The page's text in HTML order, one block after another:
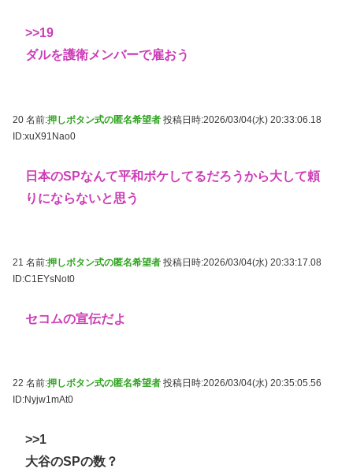
>>19
ダルを護衛メンバーで雇おう
20 名前:押しボタン式の匿名希望者 投稿日時:2026/03/04(水) 20:33:06.18
ID:xuX91Nao0
日本のSPなんて平和ボケしてるだろうから大して頼
りにならないと思う
21 名前:押しボタン式の匿名希望者 投稿日時:2026/03/04(水) 20:33:17.08
ID:C1EYsNot0
セコムの宣伝だよ
22 名前:押しボタン式の匿名希望者 投稿日時:2026/03/04(水) 20:35:05.56
ID:Nyjw1mAt0
>>1
大谷のSPの数？